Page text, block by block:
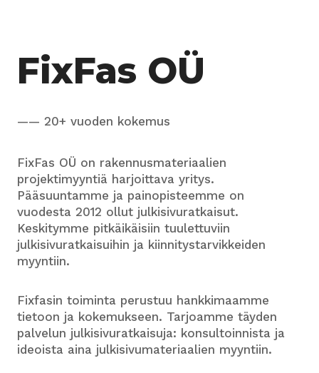
FixFas OÜ
—— 20+ vuoden kokemus
FixFas OÜ on rakennusmateriaalien
projektimyyntiä harjoittava yritys.
Pääsuuntamme ja painopisteemme on
vuodesta 2012 ollut julkisivuratkaisut.
Keskitymme pitkäikäisiin tuulettuviin
julkisivuratkaisuihin ja kiinnitystarvikkeiden
myyntiin.
Fixfasin toiminta perustuu hankkimaamme
tietoon ja kokemukseen. Tarjoamme täyden
palvelun julkisivuratkaisuja: konsultoinnista ja
ideoista aina julkisivumateriaalien myyntiin.